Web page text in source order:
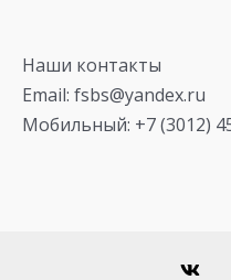
Наши контакты
Email: fsbs@yandex.ru
Мобильный: +7 (3012)